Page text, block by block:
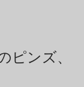
ピンズ、